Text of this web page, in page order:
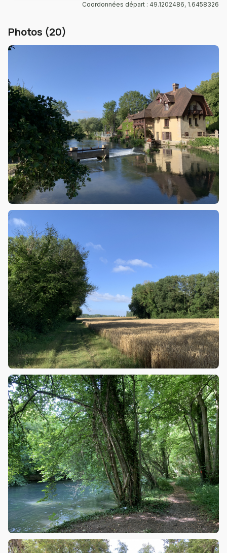
Coordonnées départ : 49.1202486, 1.6458326
Photos (20)